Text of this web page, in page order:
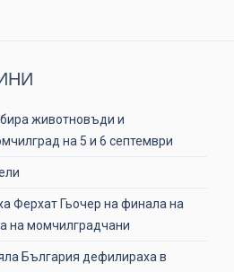
животновъди и
на 5 и 6 септември
Ферхат Гьочер на финала на
на момчилградчани
България дефилираха в